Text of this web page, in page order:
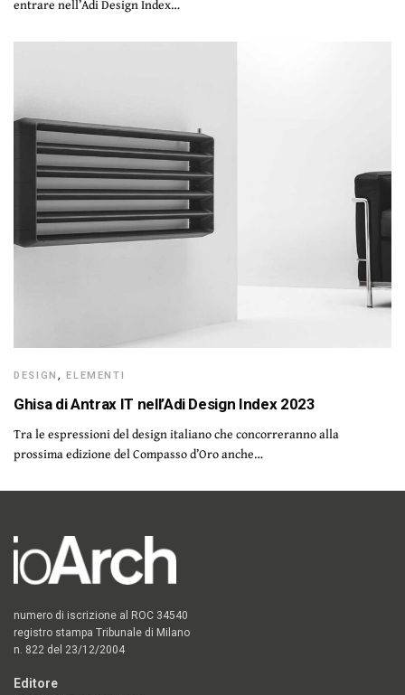
entrare nell’Adi Design Index…
DESIGN ,ELEMENTI
Ghisa di Antrax IT nell’Adi Design Index 2023
Tra le espressioni del design italiano che concorreranno alla
prossima edizione del Compasso d’Oro anche…
numero di iscrizione al ROC 34540
registro stampa Tribunale di Milano
n. 822 del 23/12/2004
Editore